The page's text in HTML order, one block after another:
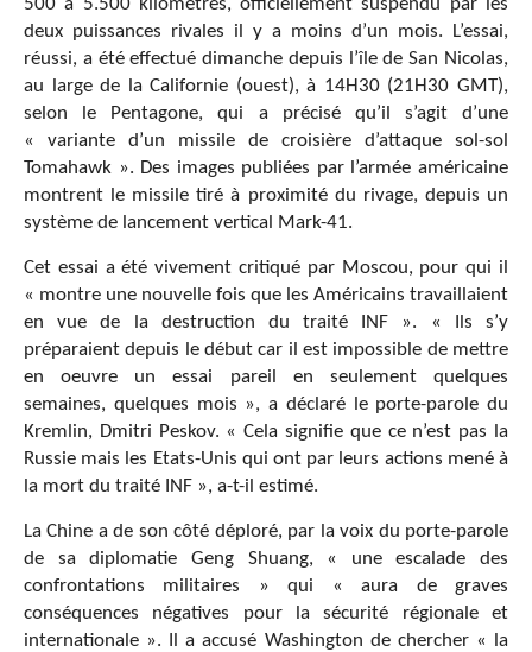
deux puissances rivales il y a moins d’un mois. L’essai,
réussi, a été effectué dimanche depuis l’île de San Nicolas,
au large de la Californie (ouest), à 14H30 (21H30 GMT),
selon le Pentagone, qui a précisé qu’il s’agit d’une
« variante d’un missile de croisière d’attaque sol-sol
Tomahawk ». Des images publiées par l’armée américaine
montrent le missile tiré à proximité du rivage, depuis un
système de lancement vertical Mark-41.
Cet essai a été vivement critiqué par Moscou, pour qui il
« montre une nouvelle fois que les Américains travaillaient
en vue de la destruction du traité INF ». « Ils s’y
préparaient depuis le début car il est impossible de mettre
en oeuvre un essai pareil en seulement quelques
semaines, quelques mois », a déclaré le porte-parole du
Kremlin, Dmitri Peskov. « Cela signifie que ce n’est pas la
Russie mais les Etats-Unis qui ont par leurs actions mené à
la mort du traité INF », a-t-il estimé.
La Chine a de son côté déploré, par la voix du porte-parole
de sa diplomatie Geng Shuang, « une escalade des
confrontations militaires » qui « aura de graves
conséquences négatives pour la sécurité régionale et
internationale ». Il a accusé Washington de chercher « la